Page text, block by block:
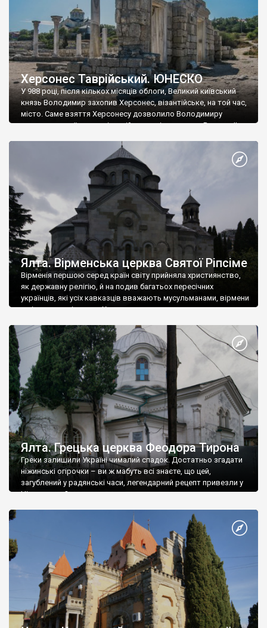
Херсонес Таврійський. ЮНЕСКО
У 988 році, після кількох місяців облоги, Великий київський
князь Володимир захопив Херсонес, візантійське, на той час,
місто. Саме взяття Херсонесу дозволило Володимиру
диктувати свої умови візантійському імператору Василю ІІ, та
Херсонесі Володимир-язичник, став Василем-християнином.
А потім було Хрещення Русі. На честь Херсонесу Таврійського
Ялта. Вірменська церква Святої Ріпсіме
Вірменія першою серед країн світу прийняла християнство,
як державну релігію, й на подив багатьох пересічних
українців, які усіх кавказців вважають мусульманами, вірмени
є відданими вірянами Христа
Ялта. Грецька церква Феодора Тирона
Греки залишили Україні чималий спадок. Достатньо згадати
ніжинські огірочки – ви ж мабуть всі знаєте, що цей,
загублений у радянські часи, легендарний рецепт привезли у
Ніжин греки?